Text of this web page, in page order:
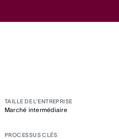
TAILLE DE L’ENTREPRISE
Marché intermédiaire
PROCESSUS CLÉS